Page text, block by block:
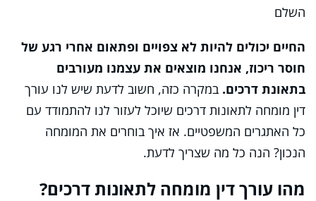
השלם
החיים יכולים להיות לא צפויים ופתאום אחרי רגע של
חוסר ריכוז, אנחנו מוצאים את עצמנו מעורבים
בתאונת דרכים. במקרה כזה, חשוב לדעת שיש לנו עורך
דין מומחה לתאונות דרכים שיוכל לעזור לנו להתמודד עם
כל האתגרים המשפטיים. אז איך בוחרים את המומחה
הנכון? הנה כל מה שצריך לדעת.
מהו עורך דין מומחה לתאונות דרכים?